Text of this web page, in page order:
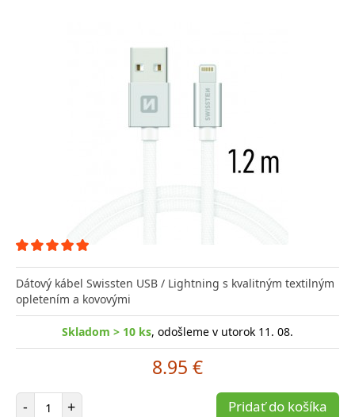
Dátový kábel Swissten USB / Lightning s kvalitným textilným
opletením a kovovými
Skladom > 10 ks, odošleme v utorok 11. 08.
8.95 €
- Počet položiek
+ Pridať do košíka